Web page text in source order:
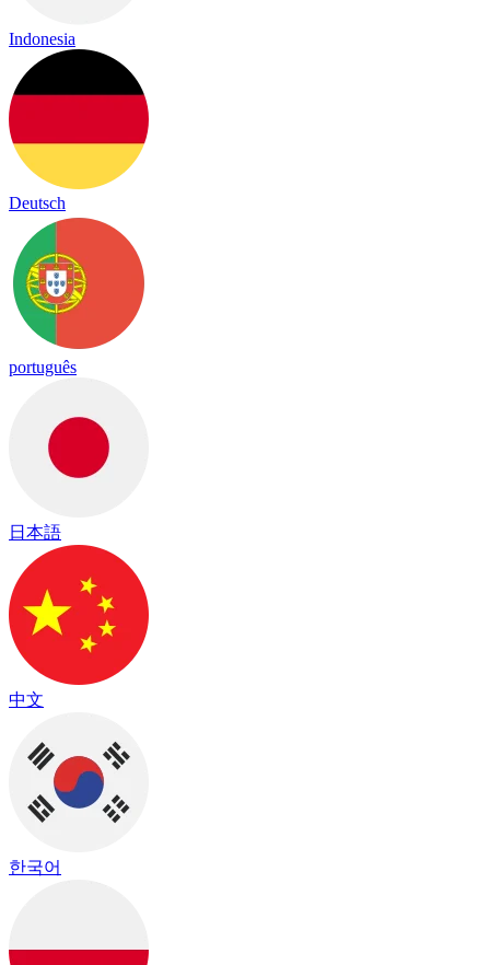
Indonesia
Deutsch
português
日本語
中文
한국어